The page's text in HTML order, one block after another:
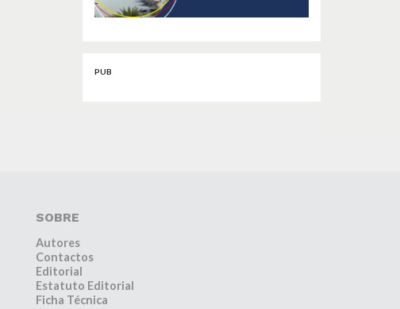
PUB
SOBRE
Autores
Contactos
Editorial
Estatuto Editorial
Ficha Técnica